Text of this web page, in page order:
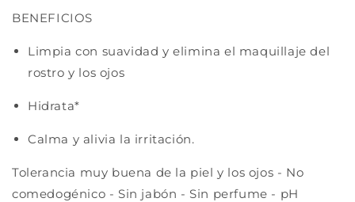
BENEFICIOS
Limpia con suavidad y elimina el maquillaje del
rostro y los ojos
Hidrata*
Calma y alivia la irritación.
Tolerancia muy buena de la piel y los ojos - No
comedogénico - Sin jabón - Sin perfume - pH